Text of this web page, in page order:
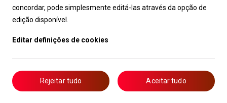
concordar, pode simplesmente editá-las através da opção de
edição disponível.
Editar definições de cookies
Rejeitar tudo Aceitar tudo